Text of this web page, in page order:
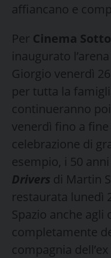
affiancano e
Per Cinema
inaugurato
Giorgio venerdì
per tutta la
continueranno
venerdì fino a
celebrazione di
esempio, i 50
Drivers di Martin
restaurata lunedì
Spazio anche agli
completamente
compagnia